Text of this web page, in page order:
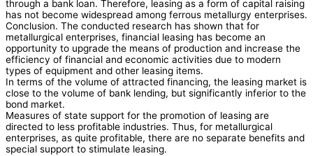
through a bank loan. Therefore, leasing as a form of capital raising
has not become widespread among ferrous metallurgy enterprises.
Conclusion. The conducted research has shown that for
metallurgical enterprises, financial leasing has become an
opportunity to upgrade the means of production and increase the
efficiency of financial and economic activities due to modern
types of equipment and other leasing items.
In terms of the volume of attracted financing, the leasing market is
close to the volume of bank lending, but significantly inferior to the
bond market.
Measures of state support for the promotion of leasing are
directed to less profitable industries. Thus, for metallurgical
enterprises, as quite profitable, there are no separate benefits and
special support to stimulate leasing.